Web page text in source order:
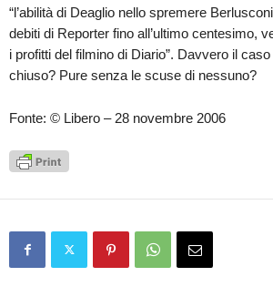
“l’abilità di Deaglio nello spremere
debiti di Reporter fino all’ultimo centesimo,
i profitti del filmino di Diario”. Davvero il
chiuso? Pure senza le scuse di nessuno?
Fonte: © Libero – 28 novembre 2006